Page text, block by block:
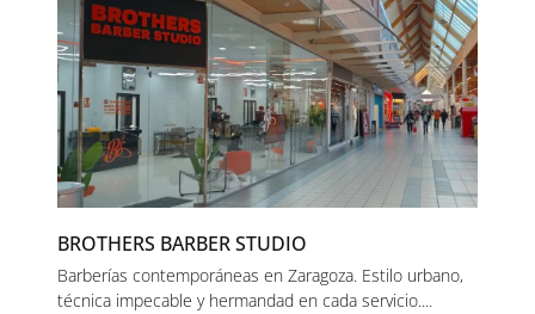
BROTHERS BARBER STUDIO
Barberías contemporáneas en Zaragoza. Estilo urbano,
técnica impecable y hermandad en cada servicio....